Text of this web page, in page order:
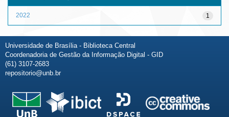
1
2022
Universidade de Brasília - Biblioteca Central
Coordenadoria de Gestão da Informação Digital - GID
(61) 3107-2683
repositorio@unb.br